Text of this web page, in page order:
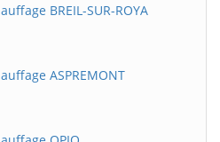
BREIL-SUR-ROYA
ASPREMONT